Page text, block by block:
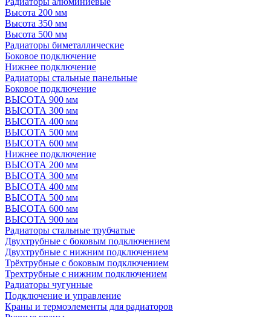
Высота 200 мм
Высота 350 мм
Высота 500 мм
Радиаторы биметаллические
Боковое подключение
Нижнее подключение
Радиаторы стальные панельные
Боковое подключение
ВЫСОТА 900 мм
ВЫСОТА 300 мм
ВЫСОТА 400 мм
ВЫСОТА 500 мм
ВЫСОТА 600 мм
Нижнее подключение
ВЫСОТА 200 мм
ВЫСОТА 300 мм
ВЫСОТА 400 мм
ВЫСОТА 500 мм
ВЫСОТА 600 мм
ВЫСОТА 900 мм
Радиаторы стальные трубчатые
Двухтрубные с боковым подключением
Двухтрубные с нижним подключением
Трёхтрубные с боковым подключением
Трехтрубные с нижним подключением
Радиаторы чугунные
Подключение и управление
Краны и термоэлементы для радиаторов